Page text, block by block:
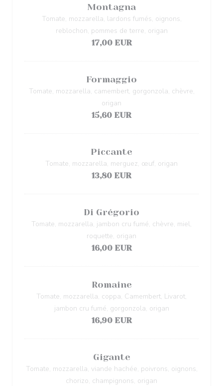
Montagna
Tomate, mozzarella, lardons fumés, oignons,
reblochon, pommes de terre, origan
17,00 EUR
Formaggio
Tomate, mozzarella, camembert, gorgonzola, chèvre,
origan
15,60 EUR
Piccante
Tomate, mozzarella, merguez, œuf, origan
13,80 EUR
Di Grégorio
Tomate, mozzarella, jambon cru fumé, chèvre, miel,
roquette, origan
16,00 EUR
Romaine
Tomate, mozzarella, coppa, Camembert, Livarot,
jambon cru fumé, gorgonzola, origan
16,90 EUR
Gigante
Tomate, mozzarella, viande hachée, poivrons, oignons,
chorizo, champignons, origan